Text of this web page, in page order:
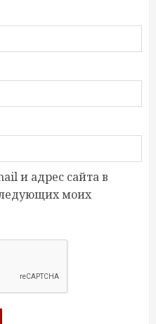
и адрес сайта в
моих